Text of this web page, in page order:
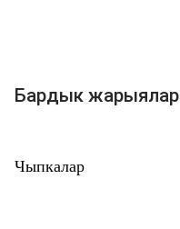
Бардык жарыялар
Чыпкалар